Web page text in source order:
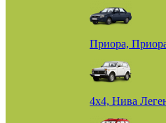
Приора,
4х4, Нива